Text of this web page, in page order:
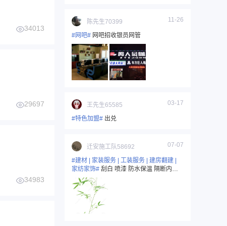
34013
29697
34983
陈先生70399 11-26
#网吧# 网吧招收银员网管
王先生65585 03-17
#特色加盟# 出兑
迁安施工队58692 07-07
#建材 | 家装服务 | 工装服务 | 建房翻建 |
家纺家饰#
装修15733321206